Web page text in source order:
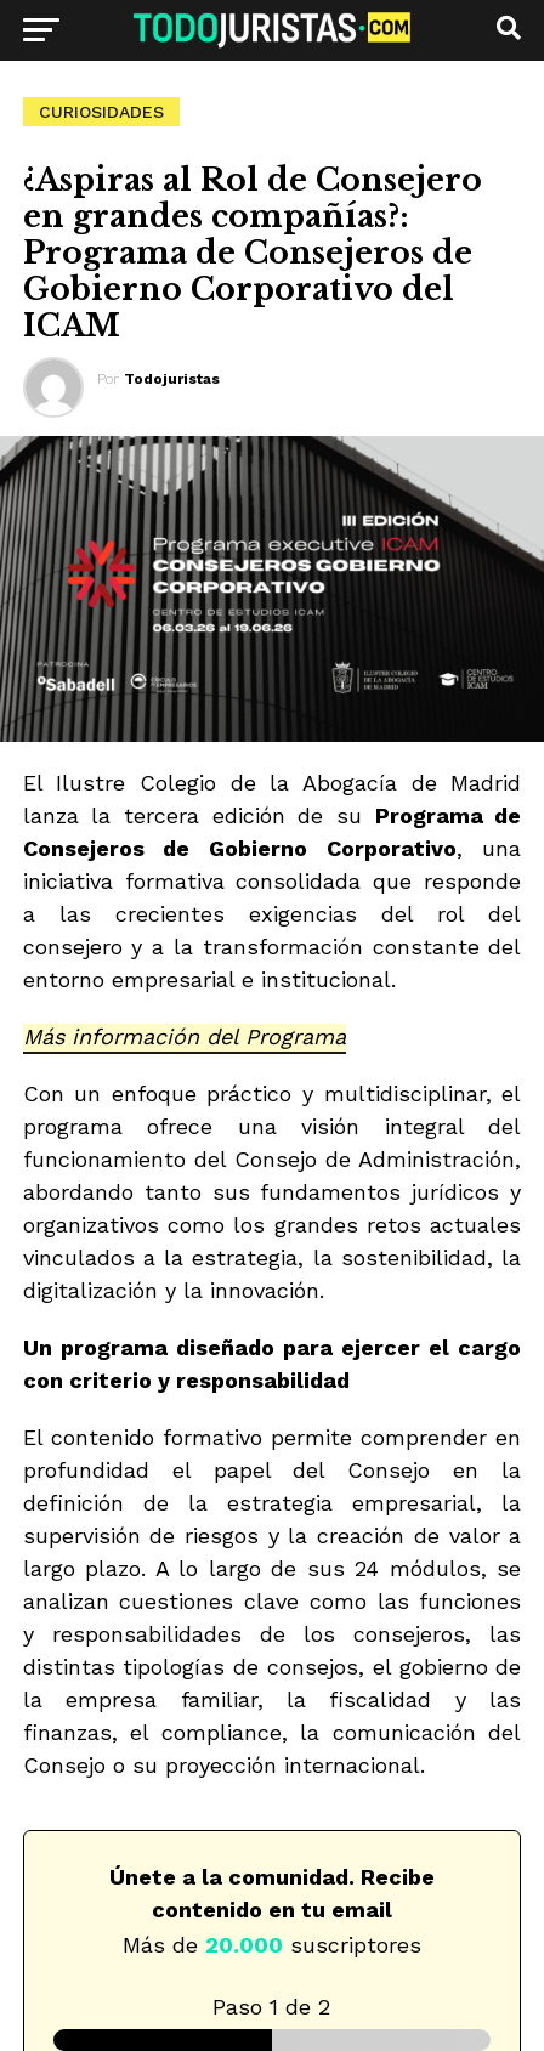
CURIOSIDADES
¿Aspiras al Rol de Consejero
en grandes compañías?:
Programa de Consejeros de
Gobierno Corporativo del
ICAM
Por Todojuristas
El Ilustre Colegio de la Abogacía de Madrid
lanza la tercera edición de su Programa de
Consejeros de Gobierno Corporativo, una
iniciativa formativa consolidada que responde
a las crecientes exigencias del rol del
consejero y a la transformación constante del
entorno empresarial e institucional.
Más información del Programa
Con un enfoque práctico y multidisciplinar, el
programa ofrece una visión integral del
funcionamiento del Consejo de Administración,
abordando tanto sus fundamentos jurídicos y
organizativos como los grandes retos actuales
vinculados a la estrategia, la sostenibilidad, la
digitalización y la innovación.
Un programa diseñado para ejercer el cargo
con criterio y responsabilidad
El contenido formativo permite comprender en
profundidad el papel del Consejo en la
definición de la estrategia empresarial, la
supervisión de riesgos y la creación de valor a
largo plazo. A lo largo de sus 24 módulos, se
analizan cuestiones clave como las funciones
y responsabilidades de los consejeros, las
distintas tipologías de consejos, el gobierno de
la empresa familiar, la fiscalidad y las
finanzas, el compliance, la comunicación del
Consejo o su proyección internacional.
Únete a la comunidad. Recibe
contenido en tu email
Más de 20.000 suscriptores
Paso1 de 2